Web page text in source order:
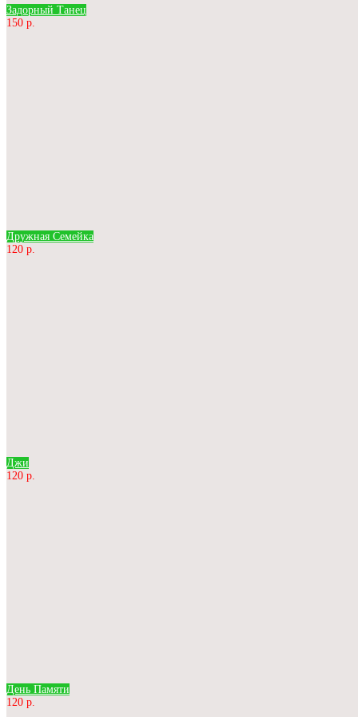
Задорный Танец
150 р.
Дружная Семейка
120 р.
Джи
120 р.
День Памяти
120 р.